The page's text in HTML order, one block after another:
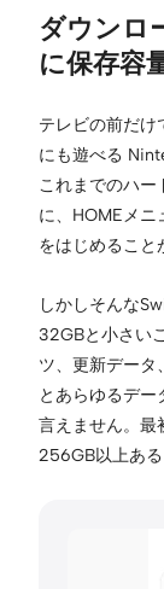
ダウンロ
に保存容
テレビの前だけ
にも遊べる
これまでのハー
に、HOMEメニ
をはじめること
しかしそんな
32GBと小さい
ツ、更新データ
とあらゆるデ
言えません。最
256GB以上ある